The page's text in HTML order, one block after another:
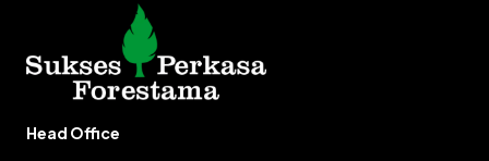
Head Office